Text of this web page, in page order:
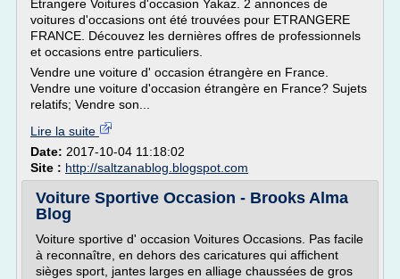
Etrangere Voitures d'occasion Yakaz. 2 annonces de
voitures d'occasions ont été trouvées pour ETRANGERE
FRANCE. Découvez les dernières offres de professionnels
et occasions entre particuliers.
Vendre une voiture d' occasion étrangère en France.
Vendre une voiture d'occasion étrangère en France? Sujets
relatifs; Vendre son...
Lire la suite
Date: 2017-10-04 11:18:02
Site : http://saltzanablog.blogspot.com
Voiture Sportive Occasion - Brooks Alma
Blog
Voiture sportive d' occasion Voitures Occasions. Pas facile
à reconnaître, en dehors des caricatures qui affichent
sièges sport, jantes larges en alliage chaussées de gros